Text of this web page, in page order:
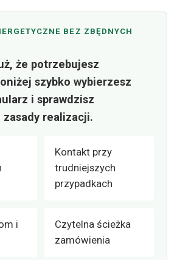
BEZ ZBĘDNYCH
że potrzebujesz
szybko wybierzesz
i sprawdzisz
zasady realizacji.
Kontakt przy
trudniejszych
przypadkach
i
Czytelna ścieżka
zamówienia